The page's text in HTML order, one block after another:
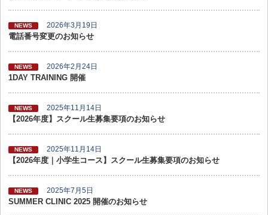
NEWS 2026年3月19日
電話番号変更のお知らせ
NEWS 2026年2月24日
1DAY TRAINING 開催
NEWS 2025年11月14日
【2026年度】スクール生募集要項のお知らせ
NEWS 2025年11月14日
【2026年度｜小学生コース】スクール生募集要項のお知らせ
NEWS 2025年7月5日
SUMMER CLINIC 2025 開催のお知らせ